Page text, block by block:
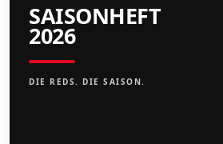
SAISONHEFT
2026
DIE REDS. DIE SAISON.